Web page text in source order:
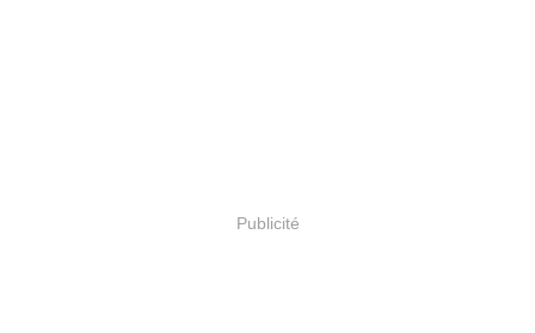
Publicité